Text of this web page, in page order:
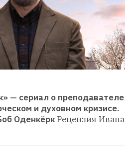
— сериал о преподавателе
и духовном кризисе.
ОденкёркРецензия Ивана